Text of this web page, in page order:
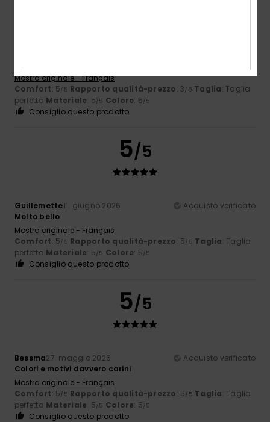
Mostra originale - Français
Comfort: 5/5 Rapporto qualità-prezzo: 3/5 Taglia: Taglia
perfetta Materiale: 5/5 Colore: 5/5
Consiglio questo prodotto
5/5
Guillemette11. giugno 2026
Acquisto verificato
Molto bello
Mostra originale - Français
Comfort: 5/5 Rapporto qualità-prezzo: 5/5 Taglia: Taglia
perfetta Materiale: 5/5 Colore: 5/5
Consiglio questo prodotto
5/5
Bessma27. maggio 2026
Acquisto verificato
Colori e motivi davvero carini
Mostra originale - Français
Comfort: 5/5 Rapporto qualità-prezzo: 5/5 Taglia: Taglia
perfetta Materiale: 5/5 Colore: 5/5
Consiglio questo prodotto